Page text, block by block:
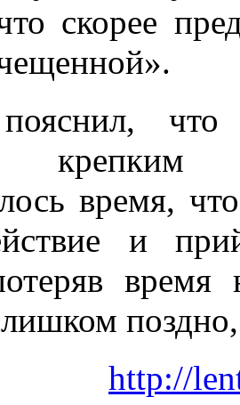
скорее
крепким
время,
и
поздно,
http://